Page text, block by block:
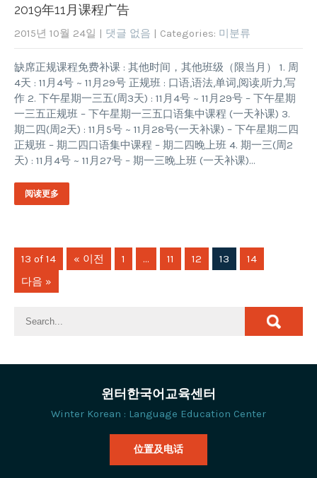
2019年11月课程广告
2015년 10월 24일 | 댓글 없음 | Categories: 미분류
缺席正规课程免费补课 : 其他时间，其他班级（限当月） 1. 周
4天 : 11月4号 ~ 11月29号 正规班 : 口语,语法,单词,阅读,听力,写
作 2. 下午星期一三五(周3天) : 11月4号 ~ 11月29号 – 下午星期
一三五正规班 – 下午星期一三五口语集中课程 (一天补课) 3.
期二四(周2天) : 11月5号 ~ 11月28号(一天补课) – 下午星期二四
正规班 – 期二四口语集中课程 – 期二四晚上班 4. 期一三(周2
天) : 11月4号 ~ 11月27号 – 期一三晚上班 (一天补课)…
阅读更多
13 of 14 « 이전 1 … 11 12 13
14
다음 »
윈터한국어교육센터
Winter Korean : Language Education Center
位置及电话